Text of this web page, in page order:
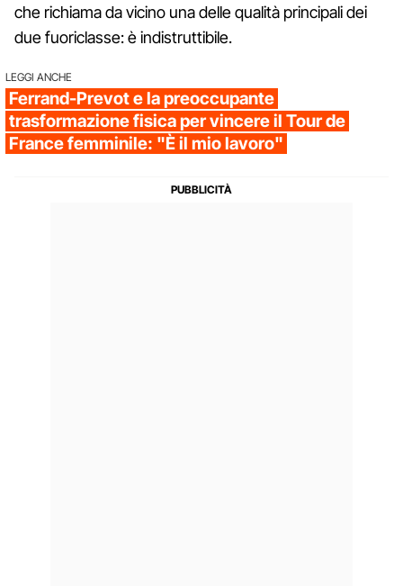
che richiama da vicino una delle qualità principali dei
due fuoriclasse: è indistruttibile.
LEGGI ANCHE
Ferrand-Prevot e la preoccupante
trasformazione fisica per vincere il Tour de
France femminile: "È il mio lavoro"